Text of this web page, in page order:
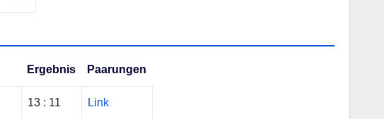
Ergebnis Paarungen
13 : 11 Link